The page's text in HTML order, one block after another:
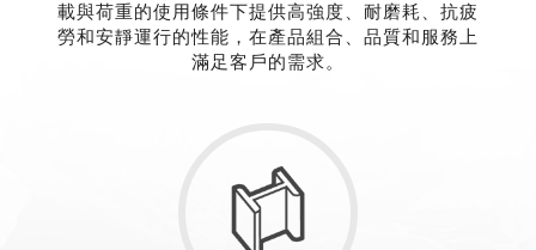
載與荷重的使用條件下提供高強度、耐磨耗、抗疲
勞和安靜運行的性能，在產品組合、品質和服務上
滿足客戶的需求。